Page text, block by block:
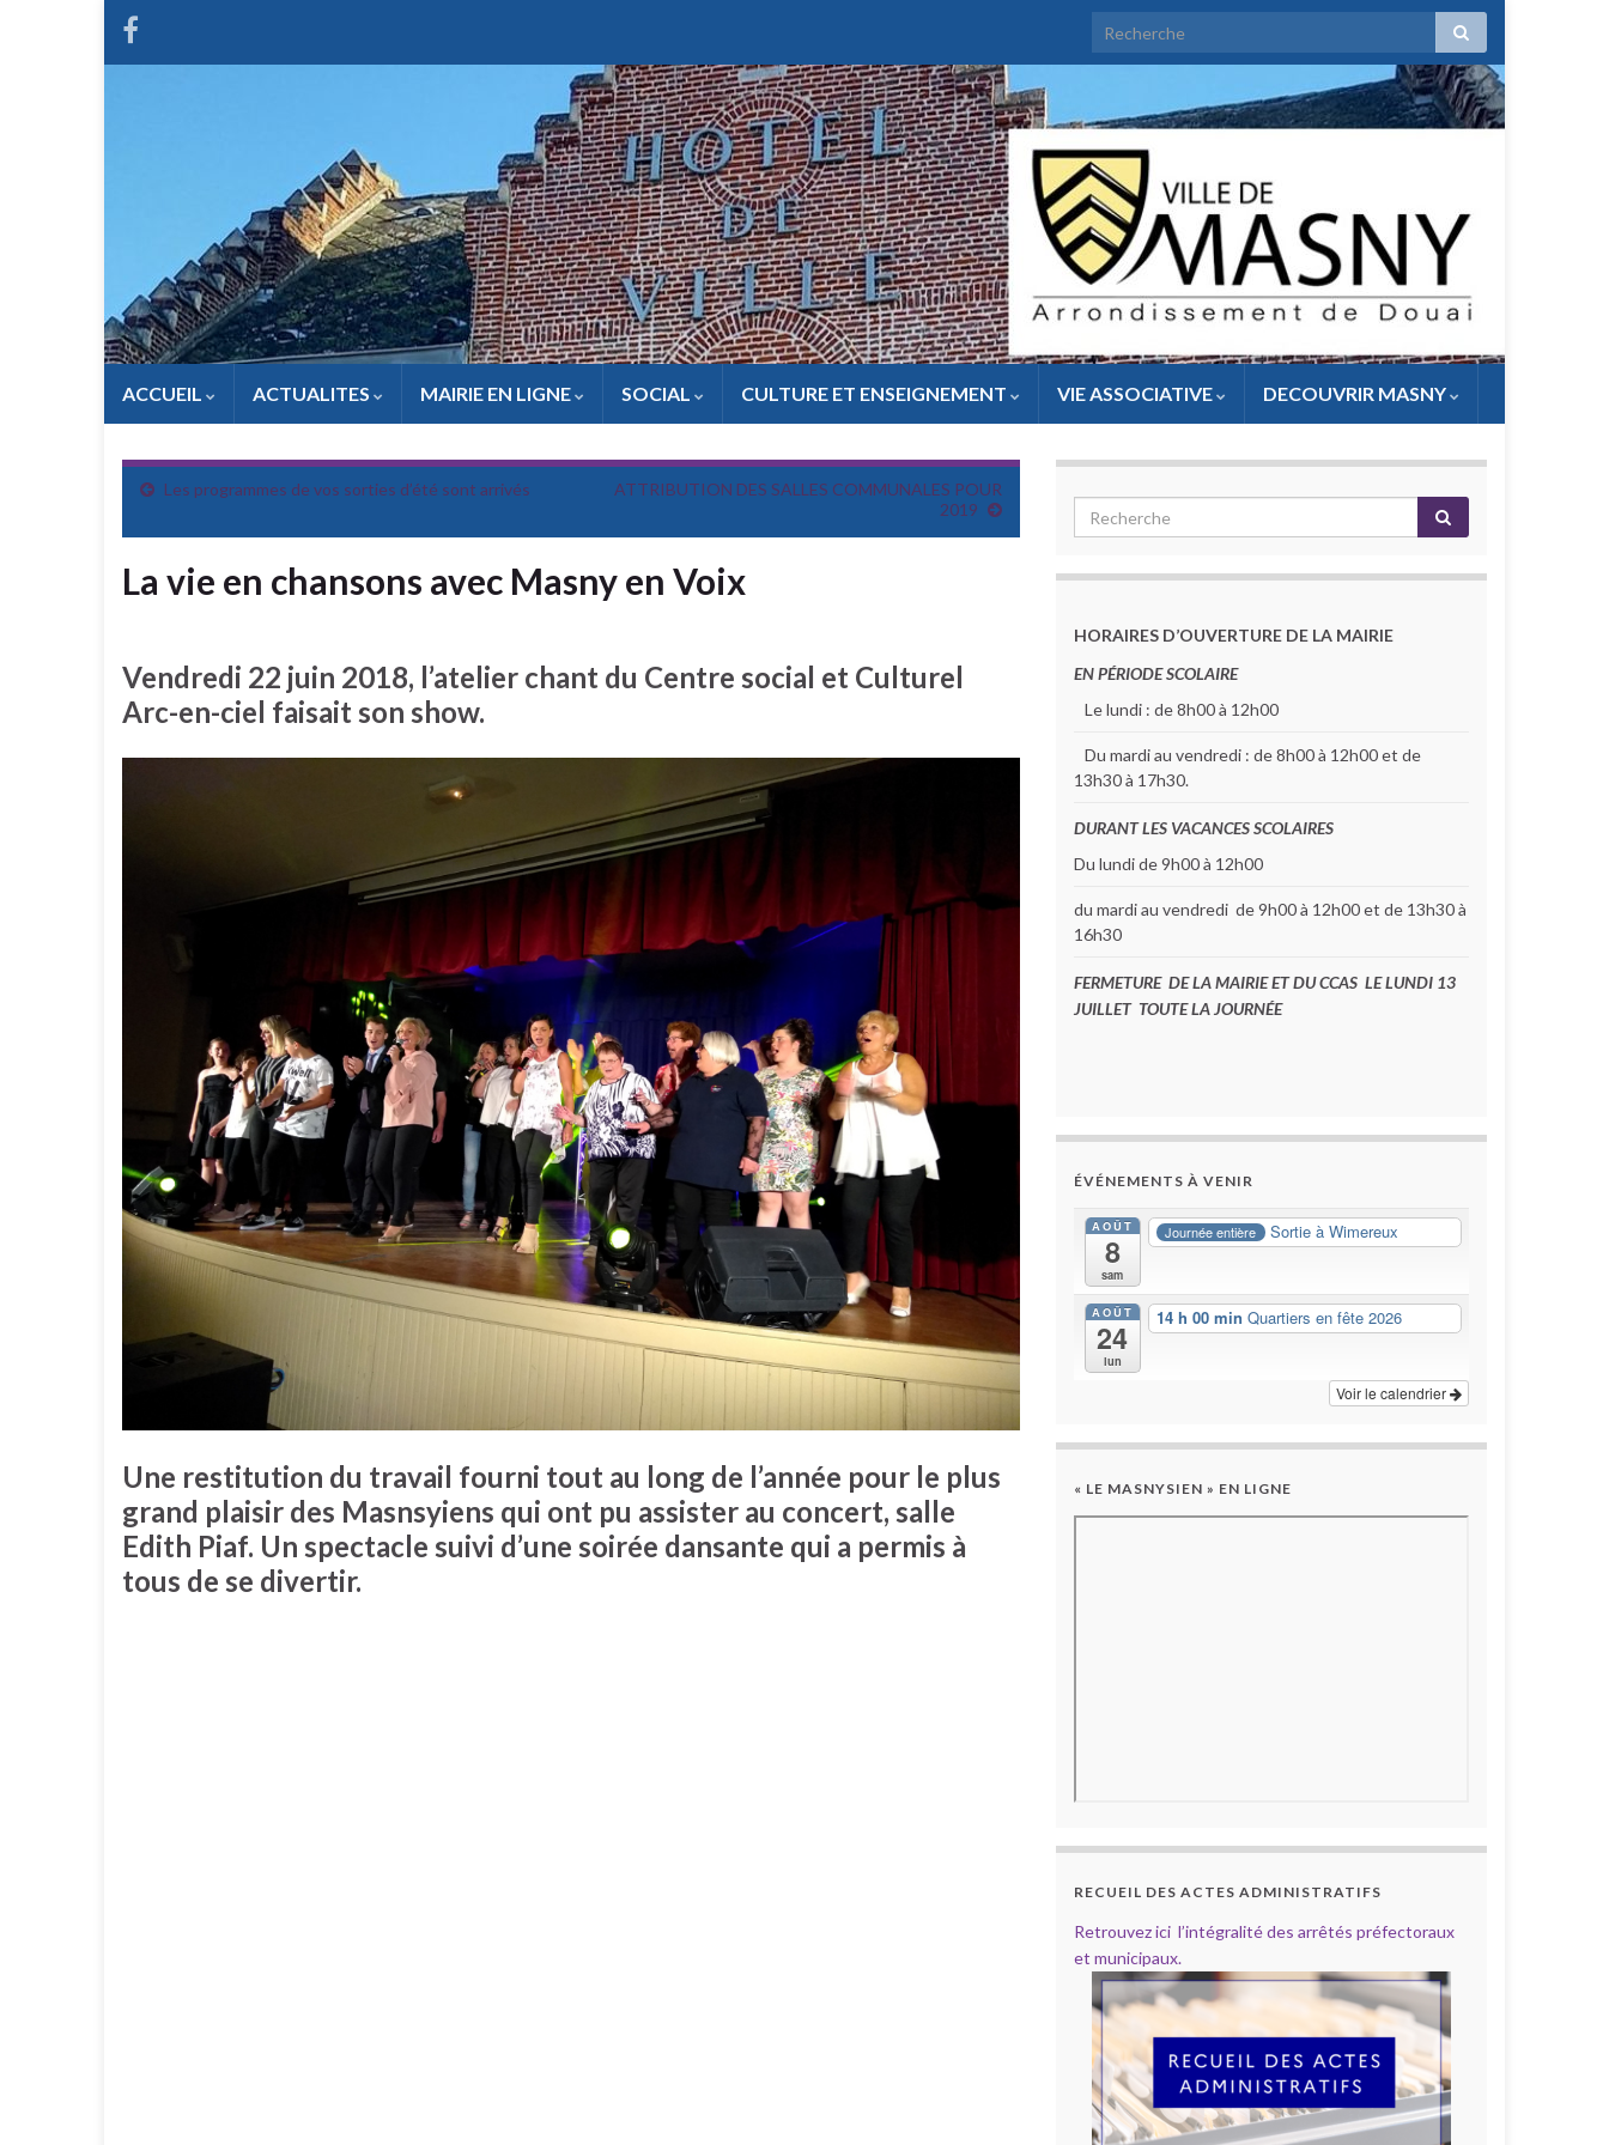
ACCUEIL ACTUALITES MAIRIE EN LIGNE SOCIAL CULTURE ET ENSEIGNEMENT VIE ASSOCIATIVE DECOUVRIR MASNY
Les programmes de vos sorties d’été sont arrivés
ATTRIBUTION DES SALLES COMMUNALES POUR
2019
La vie en chansons avec Masny en Voix
Vendredi 22 juin 2018, l’atelier chant du Centre social et Culturel
Arc-en-ciel faisait son show.
Une restitution du travail fourni tout au long de l’année pour le plus
grand plaisir des Masnsyiens qui ont pu assister au concert, salle
Edith Piaf. Un spectacle suivi d’une soirée dansante qui a permis à
tous de se divertir.
HORAIRES D’OUVERTURE DE LA MAIRIE
EN PÉRIODE SCOLAIRE
Le lundi : de 8h00 à 12h00
Du mardi au vendredi : de 8h00 à 12h00 et de
13h30 à 17h30.
DURANT LES VACANCES SCOLAIRES
Du lundi de 9h00 à 12h00
du mardi au vendredi de 9h00 à 12h00 et de 13h30 à
16h30
FERMETURE DE LA MAIRIE ET DU CCAS LE LUNDI 13
JUILLET TOUTE LA JOURNÉE
ÉVÉNEMENTS À VENIR
AOÛT
8
sam
Journée entière Sortie à Wimereux
AOÛT
24
lun
14 h 00 min Quartiers en fête 2026
Voir le calendrier
« LE MASNYSIEN » EN LIGNE
RECUEIL DES ACTES ADMINISTRATIFS
Retrouvez ici l’intégralité des arrêtés préfectoraux
et municipaux.